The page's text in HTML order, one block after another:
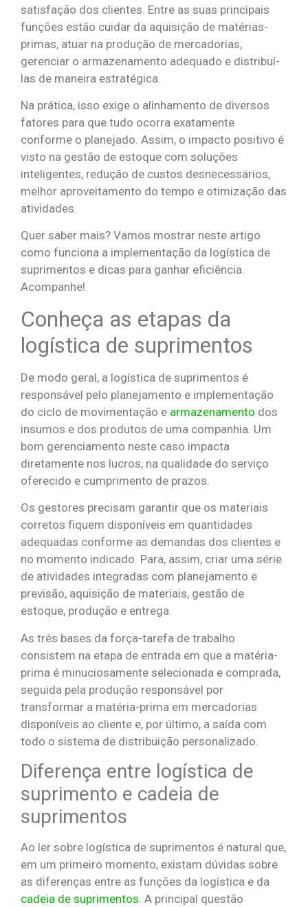
satisfação dos clientes. Entre as suas principais
funções estão cuidar da aquisição de matérias-
primas, atuar na produção de mercadorias,
gerenciar o armazenamento adequado e distribuí-
las de maneira estratégica.
Na prática, isso exige o alinhamento de diversos
fatores para que tudo ocorra exatamente
conforme o planejado. Assim, o impacto positivo é
visto na gestão de estoque com soluções
inteligentes, redução de custos desnecessários,
melhor aproveitamento do tempo e otimização das
atividades.
Quer saber mais? Vamos mostrar neste artigo
como funciona a implementação da logística de
suprimentos e dicas para ganhar eficiência.
Acompanhe!
Conheça as etapas da
logística de suprimentos
De modo geral, a logística de suprimentos é
responsável pelo planejamento e implementação
do ciclo de movimentação e armazenamento dos
insumos e dos produtos de uma companhia. Um
bom gerenciamento neste caso impacta
diretamente nos lucros, na qualidade do serviço
oferecido e cumprimento de prazos.
Os gestores precisam garantir que os materiais
corretos fiquem disponíveis em quantidades
adequadas conforme as demandas dos clientes e
no momento indicado. Para, assim, criar uma série
de atividades integradas com planejamento e
previsão, aquisição de materiais, gestão de
estoque, produção e entrega.
As três bases da força-tarefa de trabalho
consistem na etapa de entrada em que a matéria-
prima é minuciosamente selecionada e comprada,
seguida pela produção responsável por
transformar a matéria-prima em mercadorias
disponíveis ao cliente e, por último, a saída com
todo o sistema de distribuição personalizado.
Diferença entre logística de
suprimento e cadeia de
suprimentos
Ao ler sobre logística de suprimentos é natural que,
em um primeiro momento, existam dúvidas sobre
as diferenças entre as funções da logística e da
cadeia de suprimentos. A principal questão